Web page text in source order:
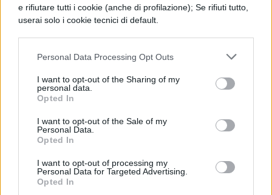
e rifiutare tutti i cookie (anche di profilazione); Se rifiuti tutto,
userai solo i cookie tecnici di default.
Personal Data Processing Opt Outs
I want to opt-out of the Sharing of my
personal data.
Opted In
I want to opt-out of the Sale of my
Personal Data.
Opted In
I want to opt-out of processing my
Personal Data for Targeted Advertising.
Opted In
della retta passante per i due punti così
coefficiente della tangente bisognerebbe
rendere infinitamente piccola la distanza
tra le due ascisse (e di conseguenza tra le
due ordinate), e calcolare il quoziente tra
due infinitesimi. È possibile? I due problemi
fondamentali del calcolo infinitesimale.